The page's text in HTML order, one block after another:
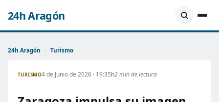
24h Aragón
24h Aragón › Turismo
TURISMO4 de Junio de 2026 · 19:35h2 min de lectura